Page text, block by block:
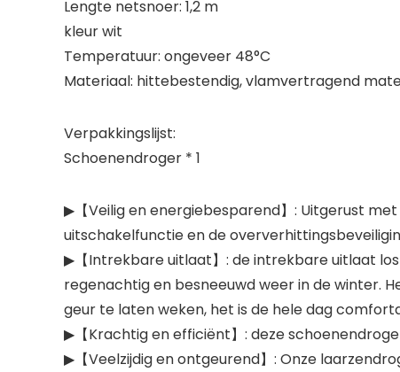
Lengte netsnoer: 1,2 m
kleur wit
Temperatuur: ongeveer 48°C
Materiaal: hittebestendig, vlamvertragend
Verpakkingslijst:
Schoenendroger * 1
▶【Veilig en energiebesparend】: Uitgerust
uitschakelfunctie en de
▶【Intrekbare uitlaat】: de intrekbare uitlaat
regenachtig en besneeuwd weer in de winter.
geur te laten weken, het is de hele dag
▶【Krachtig en efficiënt】: deze
▶【Veelzijdig en ontgeurend】: Onze